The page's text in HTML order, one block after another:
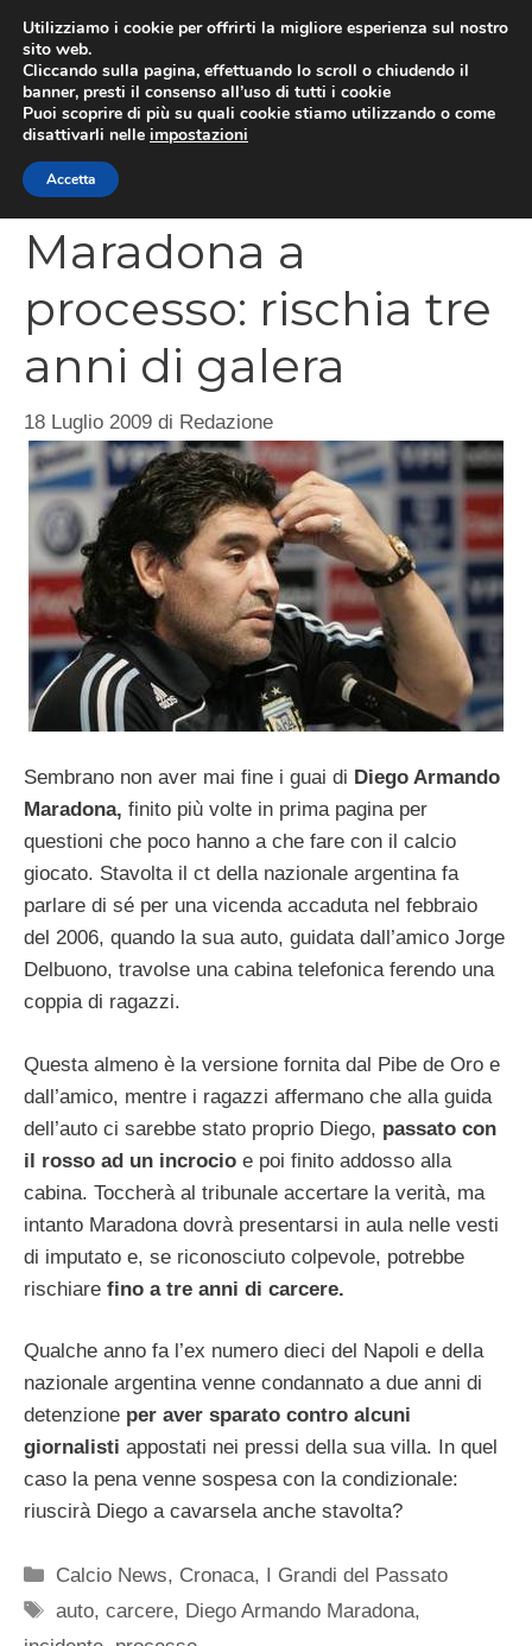
contenuto
Maradona a
processo: rischia tre
anni di galera
18 Luglio 2009 di Redazione
Sembrano non aver mai fine i guai di Diego Armando
Maradona, finito più volte in prima pagina per
questioni che poco hanno a che fare con il calcio
giocato. Stavolta il ct della nazionale argentina fa
parlare di sé per una vicenda accaduta nel febbraio
del 2006, quando la sua auto, guidata dall’amico Jorge
Delbuono, travolse una cabina telefonica ferendo una
coppia di ragazzi.
Questa almeno è la versione fornita dal Pibe de Oro e
dall’amico, mentre i ragazzi affermano che alla guida
dell’auto ci sarebbe stato proprio Diego, passato con
il rosso ad un incrocio e poi finito addosso alla
cabina. Toccherà al tribunale accertare la verità, ma
intanto Maradona dovrà presentarsi in aula nelle vesti
di imputato e, se riconosciuto colpevole, potrebbe
rischiare fino a tre anni di carcere.
Qualche anno fa l’ex numero dieci del Napoli e della
nazionale argentina venne condannato a due anni di
detenzione per aver sparato contro alcuni
giornalisti appostati nei pressi della sua villa. In quel
caso la pena venne sospesa con la condizionale:
riuscirà Diego a cavarsela anche stavolta?
Categorie
Calcio News, Cronaca, I Grandi del Passato
Tag
auto,carcere, Diego Armando Maradona,
Utilizziamo i cookie per offrirti la migliore esperienza sul nostro
sito web.
Cliccando sulla pagina, effettuando lo scroll o chiudendo il
banner, presti il consenso all’uso di tutti i cookie
Puoi scoprire di più su quali cookie stiamo utilizzando o come
disattivarli nelle impostazioni
Accetta